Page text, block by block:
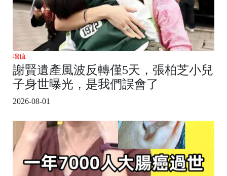
增值
謝賢遺產風波反轉僅5天，張柏芝小兒
子身世曝光，是我們誤會了
2026-08-01